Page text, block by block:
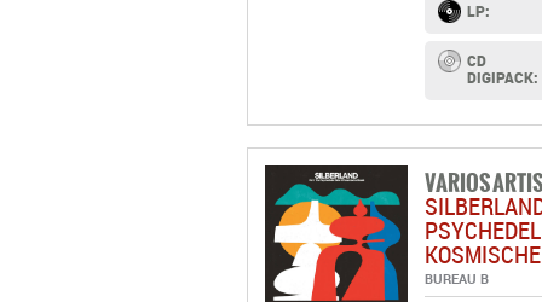
LP:
CD
DIGIPACK:
VARIOS
BUREAU B